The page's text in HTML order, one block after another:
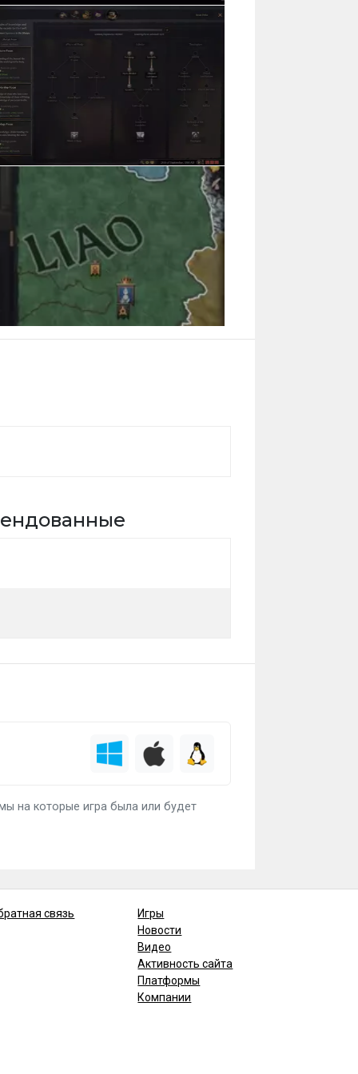
на которые игра была или будет
связь
Игры
Новости
Видео
Активность сайта
Платформы
Компании